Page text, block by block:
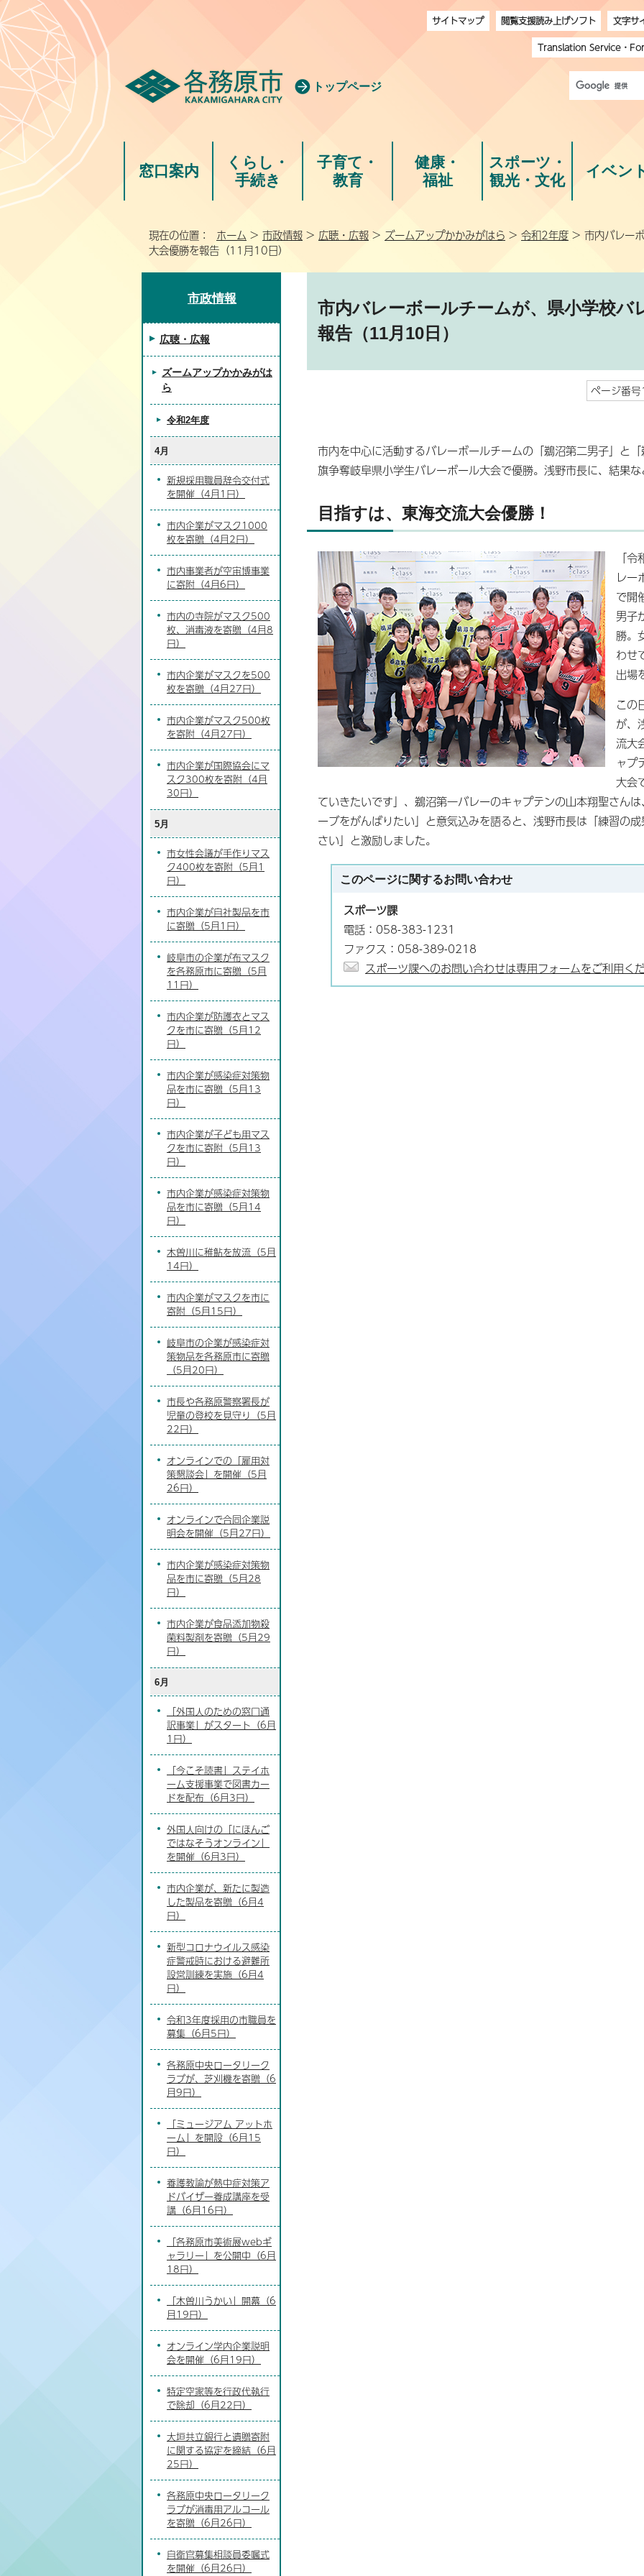
トップページ
サイトマップ 閲覧支援読み上げソフト
文字サ
Translation Service・
窓口案内
くらし・
手続き
子育て・
教育
健康・
福祉
スポーツ・
観光・文化
イベン
現在の位置： ホーム > 市政情報 > 広聴・広報 > ズームアップかかみがはら > 令和2年度 > 市内バレー
大会優勝を報告（11月10日）
市内バレーボールチームが、県小学校バ
報告（11月10日）
ページ番
市内を中心に活動するバレーボールチームの「鵜沼第二男子」と
旗争奪岐阜県小学生バレーボール大会で優勝。浅野市長に、結果
目指すは、東海交流大会優勝！
「
レー
で開
男子
勝。
わせ
出場
この
が、
流大
ャプ
大会
ていきたいです」、鵜沼第一バレーのキャプテンの山本翔聖さん
ーブをがんばりたい」と意気込みを語ると、浅野市長は「練習の
さい」と激励しました。
このページに関するお問い合わせ
スポーツ課
電話：058-383-1231
ファクス：058-389-0218
スポーツ課へのお問い合わせは専用フォームをご利用く
市政情報
広聴・広報
ズームアップかかみがは
ら
令和2年度
4月
新規採用職員辞令交付式
を開催（4月1日）
市内企業がマスク1000
枚を寄贈（4月2日）
市内事業者が空宙博事業
に寄附（4月6日）
市内の寺院がマスク500
枚、消毒液を寄贈（4月8
日）
市内企業がマスクを500
枚を寄贈（4月27日）
市内企業がマスク500枚
を寄附（4月27日）
市内企業が国際協会にマ
スク300枚を寄附（4月
30日）
5月
市女性会議が手作りマス
ク400枚を寄附（5月1
日）
市内企業が自社製品を市
に寄贈（5月1日）
岐阜市の企業が布マスク
を各務原市に寄贈（5月
11日）
市内企業が防護衣とマス
クを市に寄贈（5月12
日）
市内企業が感染症対策物
品を市に寄贈（5月13
日）
市内企業が子ども用マス
クを市に寄附（5月13
日）
市内企業が感染症対策物
品を市に寄贈（5月14
日）
木曽川に稚鮎を放流（5月
14日）
市内企業がマスクを市に
寄附（5月15日）
岐阜市の企業が感染症対
策物品を各務原市に寄贈
（5月20日）
市長や各務原警察署長が
児童の登校を見守り（5月
22日）
オンラインでの「雇用対
策懇談会」を開催（5月
26日）
オンラインで合同企業説
明会を開催（5月27日）
市内企業が感染症対策物
品を市に寄贈（5月28
日）
市内企業が食品添加物殺
菌料製剤を寄贈（5月29
日）
6月
「外国人のための窓口通
訳事業」がスタート（6月
1日）
「今こそ読書」ステイホ
ーム支援事業で図書カー
ドを配布（6月3日）
外国人向けの「にほんご
ではなそうオンライン」
を開催（6月3日）
市内企業が、新たに製造
した製品を寄贈（6月4
日）
新型コロナウイルス感染
症警戒時における避難所
設営訓練を実施（6月4
日）
令和3年度採用の市職員を
募集（6月5日）
各務原中央ロータリーク
ラブが、芝刈機を寄贈（6
月9日）
「ミュージアム アットホ
ーム」を開設（6月15
日）
養護教諭が熱中症対策ア
ドバイザー養成講座を受
講（6月16日）
「各務原市美術展webギ
ャラリー」を公開中（6月
18日）
「木曽川うかい」開幕（6
月19日）
オンライン学内企業説明
会を開催（6月19日）
特定空家等を行政代執行
で除却（6月22日）
大垣共立銀行と遺贈寄附
に関する協定を締結（6月
25日）
各務原中央ロータリーク
ラブが消毒用アルコール
を寄贈（6月26日）
自衛官募集相談員委嘱式
を開催（6月26日）